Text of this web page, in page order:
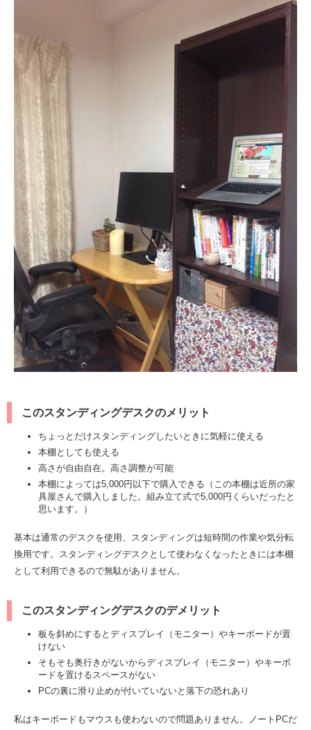
このスタンディングデスクのメリット
ちょっとだけスタンディングしたいときに気軽に使える
本棚としても使える
高さが自由自在。高さ調整が可能
本棚によっては5,000円以下で購入できる（この本棚は近所の家
具屋さんで購入しました。組み立て式で5,000円くらいだったと
思います。）
基本は通常のデスクを使用、スタンディングは短時間の作業や気分転
換用です。スタンディングデスクとして使わなくなったときには本棚
として利用できるので無駄がありません。
このスタンディングデスクのデメリット
板を斜めにするとディスプレイ（モニター）やキーボードが置
けない
そもそも奥行きがないからディスプレイ（モニター）やキーボ
ードを置けるスペースがない
PCの裏に滑り止めが付いていないと落下の恐れあり
私はキーボードもマウスも使わないので問題ありません。ノートPCだ